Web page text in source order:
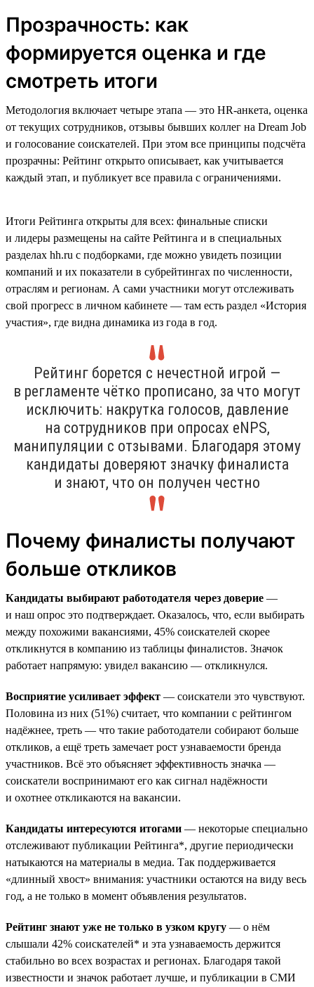
Прозрачность: как
формируется оценка и где
смотреть итоги
Методология включает четыре этапа — это HR-анкета, оценка
от текущих сотрудников, отзывы бывших коллег на Dream Job
и голосование соискателей. При этом все принципы подсчёта
прозрачны: Рейтинг открыто описывает, как учитывается
каждый этап, и публикует все правила с ограничениями.
Итоги Рейтинга открыты для всех: финальные списки
и лидеры размещены на сайте Рейтинга и в специальных
разделах hh.ru с подборками, где можно увидеть позиции
компаний и их показатели в субрейтингах по численности,
отраслям и регионам. А сами участники могут отслеживать
свой прогресс в личном кабинете — там есть раздел «История
участия», где видна динамика из года в год.
Рейтинг борется с нечестной игрой —
в регламенте чётко прописано, за что могут
исключить: накрутка голосов, давление
на сотрудников при опросах eNPS,
манипуляции с отзывами. Благодаря этому
кандидаты доверяют значку финалиста
и знают, что он получен честно
Почему финалисты получают
больше откликов
Кандидаты выбирают работодателя через доверие —
и наш опрос это подтверждает. Оказалось, что, если выбирать
между похожими вакансиями, 45% соискателей скорее
откликнутся в компанию из таблицы финалистов. Значок
работает напрямую: увидел вакансию — откликнулся.
Восприятие усиливает эффект — соискатели это чувствуют.
Половина из них (51%) считает, что компании с рейтингом
надёжнее, треть — что такие работодатели собирают больше
откликов, а ещё треть замечает рост узнаваемости бренда
участников. Всё это объясняет эффективность значка —
соискатели воспринимают его как сигнал надёжности
и охотнее откликаются на вакансии.
Кандидаты интересуются итогами — некоторые специально
отслеживают публикации Рейтинга*, другие периодически
натыкаются на материалы в медиа. Так поддерживается
«длинный хвост» внимания: участники остаются на виду весь
год, а не только в момент объявления результатов.
Рейтинг знают уже не только в узком кругу — о нём
слышали 42% соискателей* и эта узнаваемость держится
стабильно во всех возрастах и регионах. Благодаря такой
известности и значок работает лучше, и публикации в СМИ